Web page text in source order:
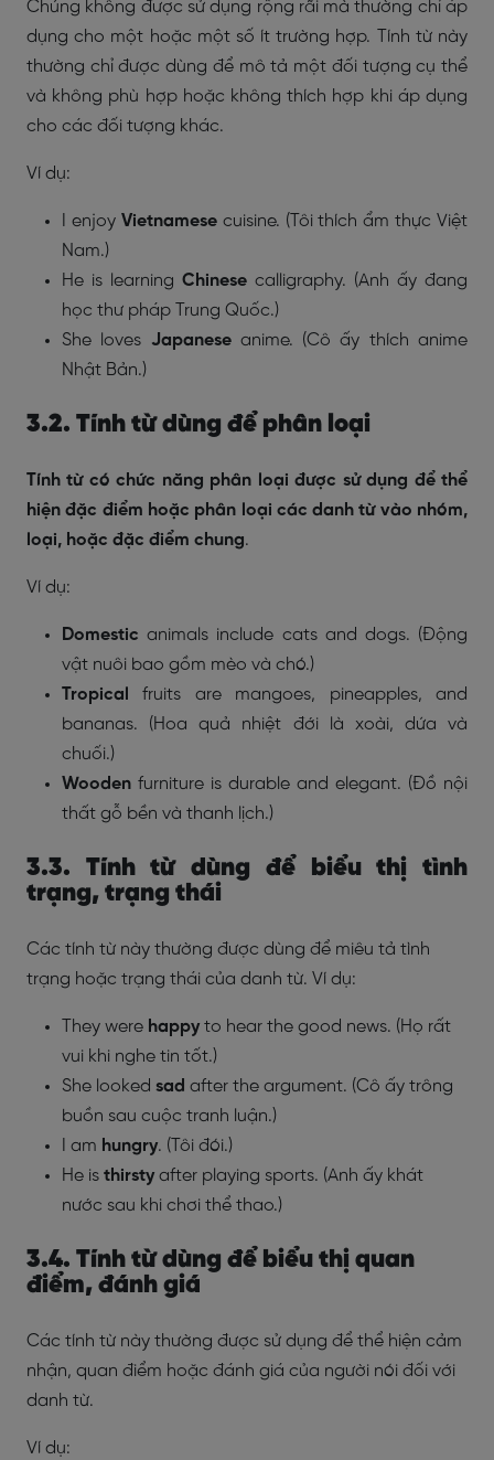
Chúng không được sử dụng rộng rãi mà thường chỉ áp
dụng cho một hoặc một số ít trường hợp. Tính từ này
thường chỉ được dùng để mô tả một đối tượng cụ thể
và không phù hợp hoặc không thích hợp khi áp dụng
cho các đối tượng khác.
Ví dụ:
I enjoy Vietnamesecuisine. (Tôi thích ẩm thực Việt
Nam.)
He is learning Chinese calligraphy. (Anh ấy đang
học thư pháp Trung Quốc.)
She loves Japaneseanime. (Cô ấy thích anime
Nhật Bản.)
3.2. Tính từ dùng để phân loại
Tính từ có chức năng phân loại được sử dụng để thể
hiện đặc điểm hoặc phân loại các danh từ vào nhóm,
loại, hoặc đặc điểm chung.
Ví dụ:
Domestic animals include cats and dogs. (Động
vật nuôi bao gồm mèo và chó.)
Tropical
fruits are mangoes, pineapples, and
bananas. (Hoa quả nhiệt đới là xoài, dứa và
chuối.)
Wooden furniture is durable and elegant. (Đồ nội
thất gỗ bền và thanh lịch.)
3.3. Tính từ dùng để biểu thị tình
trạng, trạng thái
Các tính từ này thường được dùng để miêu tả tình
trạng hoặc trạng thái của danh từ. Ví dụ:
They were happy to hear the good news. (Họ rất
vui khi nghe tin tốt.)
She looked sad after the argument. (Cô ấy trông
buồn sau cuộc tranh luận.)
I am hungry. (Tôi đói.)
He is thirsty after playing sports. (Anh ấy khát
nước sau khi chơi thể thao.)
3.4. Tính từ dùng để biểu thị quan
điểm, đánh giá
Các tính từ này thường được sử dụng để thể hiện cảm
nhận, quan điểm hoặc đánh giá của người nói đối với
danh từ.
Ví dụ: